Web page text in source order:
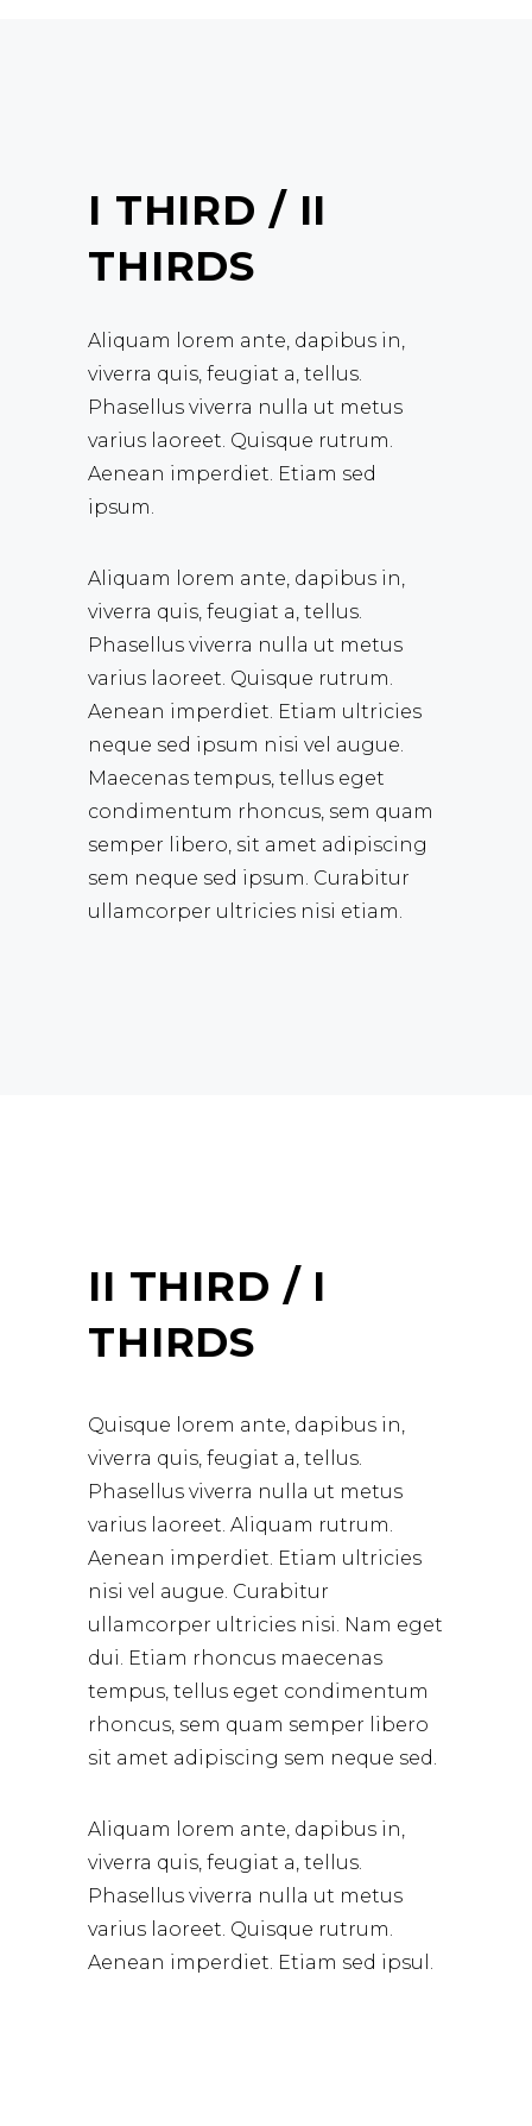
I THIRD / II
THIRDS
Aliquam lorem ante, dapibus in,
viverra quis, feugiat a, tellus.
Phasellus viverra nulla ut metus
varius laoreet. Quisque rutrum.
Aenean imperdiet. Etiam sed
ipsum.
Aliquam lorem ante, dapibus in,
viverra quis, feugiat a, tellus.
Phasellus viverra nulla ut metus
varius laoreet. Quisque rutrum.
Aenean imperdiet. Etiam ultricies
neque sed ipsum nisi vel augue.
Maecenas tempus, tellus eget
condimentum rhoncus, sem quam
semper libero, sit amet adipiscing
sem neque sed ipsum. Curabitur
ullamcorper ultricies nisi etiam.
II THIRD / I
THIRDS
Quisque lorem ante, dapibus in,
viverra quis, feugiat a, tellus.
Phasellus viverra nulla ut metus
varius laoreet. Aliquam rutrum.
Aenean imperdiet. Etiam ultricies
nisi vel augue. Curabitur
ullamcorper ultricies nisi. Nam eget
dui. Etiam rhoncus maecenas
tempus, tellus eget condimentum
rhoncus, sem quam semper libero
sit amet adipiscing sem neque sed.
Aliquam lorem ante, dapibus in,
viverra quis, feugiat a, tellus.
Phasellus viverra nulla ut metus
varius laoreet. Quisque rutrum.
Aenean imperdiet. Etiam sed ipsul.